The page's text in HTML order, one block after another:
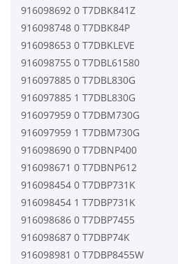
916098692 0 T7DBK841Z
916098748 0 T7DBK84P
916098653 0 T7DBKLEVE
916098755 0 T7DBL61580
916097885 0 T7DBL830G
916097885 1 T7DBL830G
916097959 0 T7DBM730G
916097959 1 T7DBM730G
916098690 0 T7DBNP400
916098671 0 T7DBNP612
916098454 0 T7DBP731K
916098454 1 T7DBP731K
916098686 0 T7DBP7455
916098687 0 T7DBP74K
916098981 0 T7DBP8455W